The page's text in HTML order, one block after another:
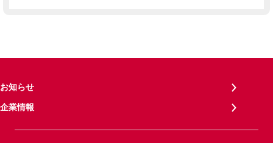
お知らせ
企業情報